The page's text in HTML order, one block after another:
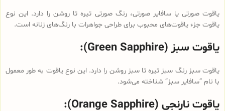
یاقوت صورتی یا سافایر صورتی، رنگ صورتی تیره تا روشن را دارد. این نوع
یاقوت جزء یاقوت‌های محبوب برای طراحی جواهرات با رنگ‌های زنانه است.
یاقوت سبز (Green Sapphire):
یاقوت سبز رنگ سبز تیره تا سبز روشن را دارد. این نوع یاقوت به طور معمول
با نام “سافایر سبز” شناخته می‌شود.
یاقوت نارنجی (Orange Sapphire):